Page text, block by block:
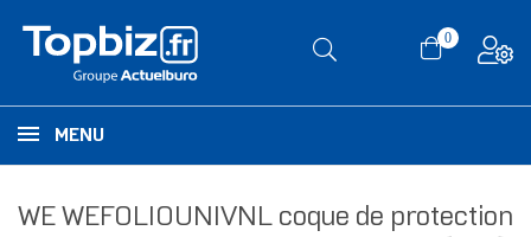
0
MENU
WE WEFOLIOUNIVNL coque de protection